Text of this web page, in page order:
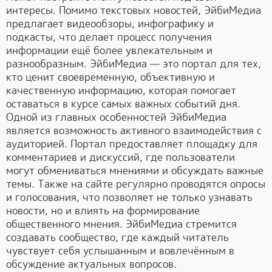
интересы. Помимо текстовых новостей, ЭйбиМедиа
предлагает видеообзоры, инфографику и
подкасты, что делает процесс получения
информации ещё более увлекательным и
разнообразным. ЭйбиМедиа — это портал для тех,
кто ценит своевременную, объективную и
качественную информацию, которая помогает
оставаться в курсе самых важных событий дня.
Одной из главных особенностей ЭйбиМедиа
является возможность активного взаимодействия с
аудиторией. Портал предоставляет площадку для
комментариев и дискуссий, где пользователи
могут обмениваться мнениями и обсуждать важные
темы. Также на сайте регулярно проводятся опросы
и голосования, что позволяет не только узнавать
новости, но и влиять на формирование
общественного мнения. ЭйбиМедиа стремится
создавать сообщество, где каждый читатель
чувствует себя услышанным и вовлечённым в
обсуждение актуальных вопросов.